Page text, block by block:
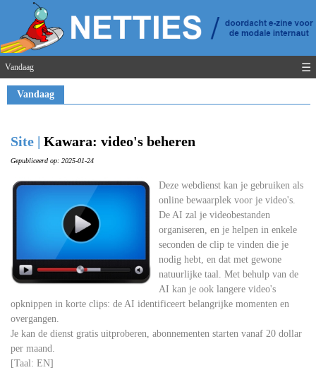
Vandaag ☰
Vandaag
Site | Kawara: video's beheren
Gepubliceerd op: 2025-01-24
Deze webdienst kan je gebruiken als
online bewaarplek voor je video's.
De AI zal je videobestanden
organiseren, en je helpen in enkele
seconden de clip te vinden die je
nodig hebt, en dat met gewone
natuurlijke taal. Met behulp van de
AI kan je ook langere video's
opknippen in korte clips: de AI identificeert belangrijke momenten en
overgangen.
Je kan de dienst gratis uitproberen, abonnementen starten vanaf 20 dollar
per maand.
[Taal: EN]